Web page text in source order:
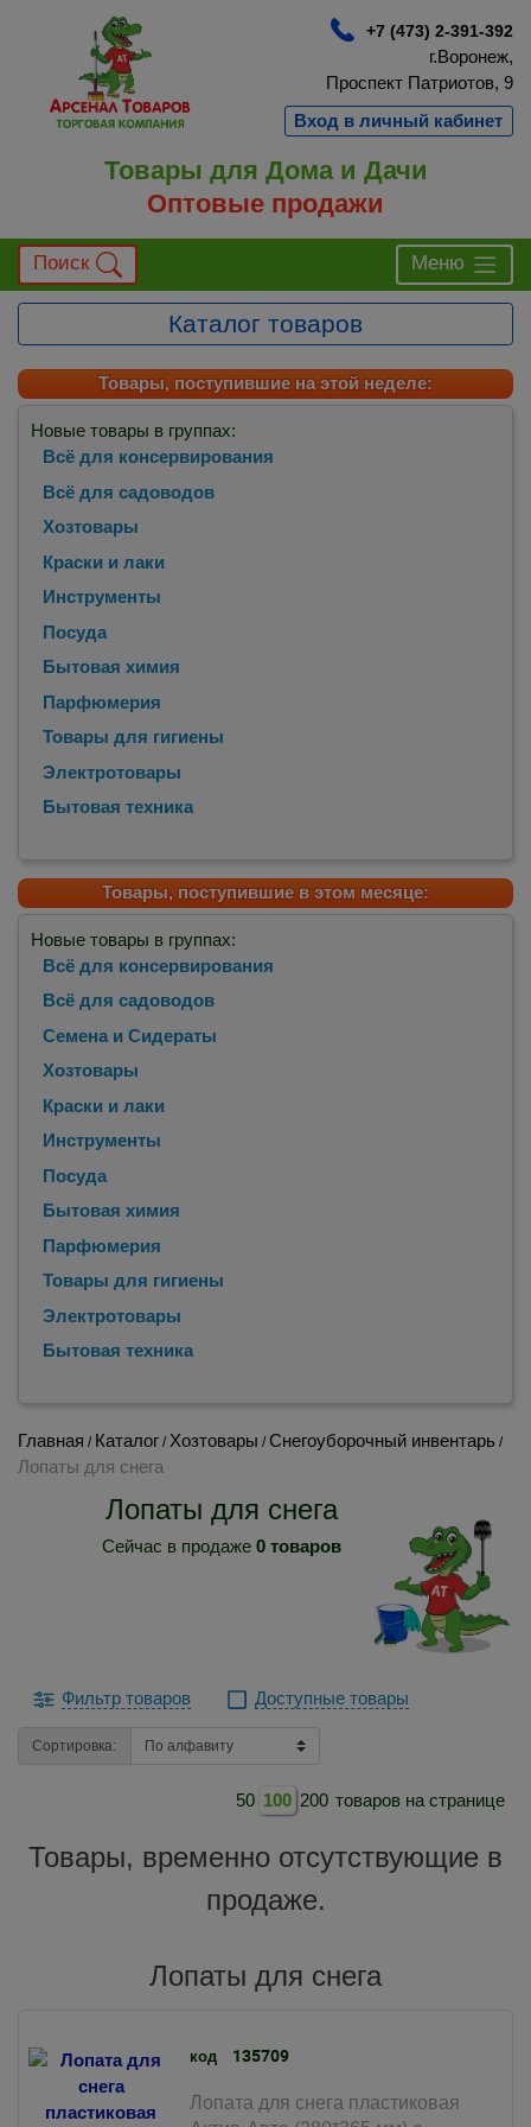
+7 (473) 2-391-392
г.Воронеж,
Проспект Патриотов, 9
Вход в личный кабинет
Товары для Дома и Дачи
Оптовые продажи
Поиск Меню
Каталог товаров
Товары, поступившие на этой неделе:
Новые товары в группах:
Всё для консервирования
Всё для садоводов
Хозтовары
Краски и лаки
Инструменты
Посуда
Бытовая химия
Парфюмерия
Товары для гигиены
Электротовары
Бытовая техника
Товары, поступившие в этом месяце:
Новые товары в группах:
Всё для консервирования
Всё для садоводов
Семена и Сидераты
Хозтовары
Краски и лаки
Инструменты
Посуда
Бытовая химия
Парфюмерия
Товары для гигиены
Электротовары
Бытовая техника
Главная / Каталог / Хозтовары /Снегоуборочный инвентарь /
Лопаты для снега
Лопаты для снега
Сейчас в продаже 0 товаров
Фильтр товаров Доступные товары
Сортировка:
50 100 200 товаров на странице
Товары, временно отсутствующие в
продаже.
Лопаты для снега
код 135709
Лопата для снега пластиковая